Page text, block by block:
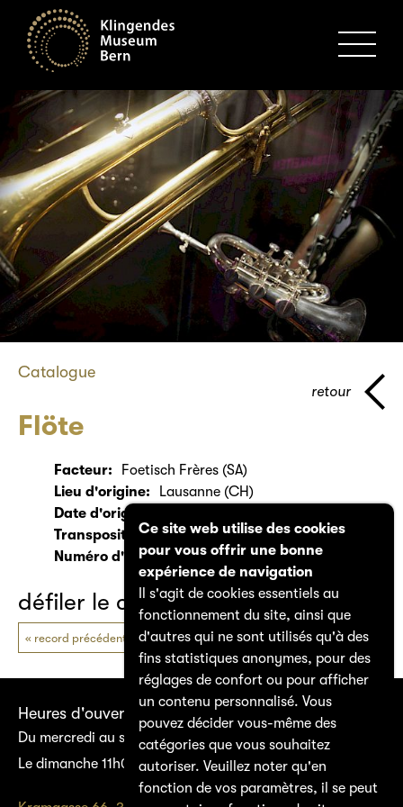
Catalogue
Flöte
retour
Facteur:
Foetisch Frères (SA)
Lieu d'origine:
Lausanne (CH)
Date d'origine:
Transposition / Diamètre: C
Numéro d'inventaire:
3109
défiler le catalogue
record précédent prochain record
Heures d'ouverture
Du mercredi au samedi 14h00–17h00
Le dimanche 11h00–17h00
Ce site web utilise des cookies
pour vous offrir une bonne
expérience de navigation
Il s'agit de cookies essentiels au
fonctionnement du site, ainsi que
d'autres qui ne sont utilisés qu'à des
fins statistiques anonymes, pour des
réglages de confort ou pour afficher
un contenu personnalisé. Vous
pouvez décider vous-même des
catégories que vous souhaitez
autoriser. Veuillez noter qu'en
fonction de vos paramètres, il se peut